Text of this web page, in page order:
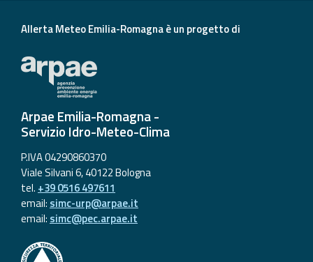
Allerta Meteo Emilia-Romagna è un progetto di
Arpae Emilia-Romagna -
Servizio Idro-Meteo-Clima
P.IVA 04290860370
Viale Silvani 6, 40122 Bologna
tel. +39 0516 497611
email: simc-urp@arpae.it
email: simc@pec.arpae.it